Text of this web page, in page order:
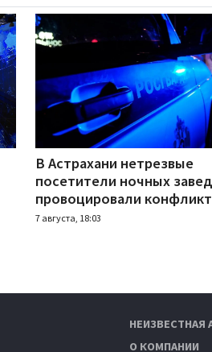
В Астрахани нетрезвые
посетители ночных
провоцировали
7 августа, 18:03
НЕИЗВЕСТНАЯ
О КОМПАНИИ